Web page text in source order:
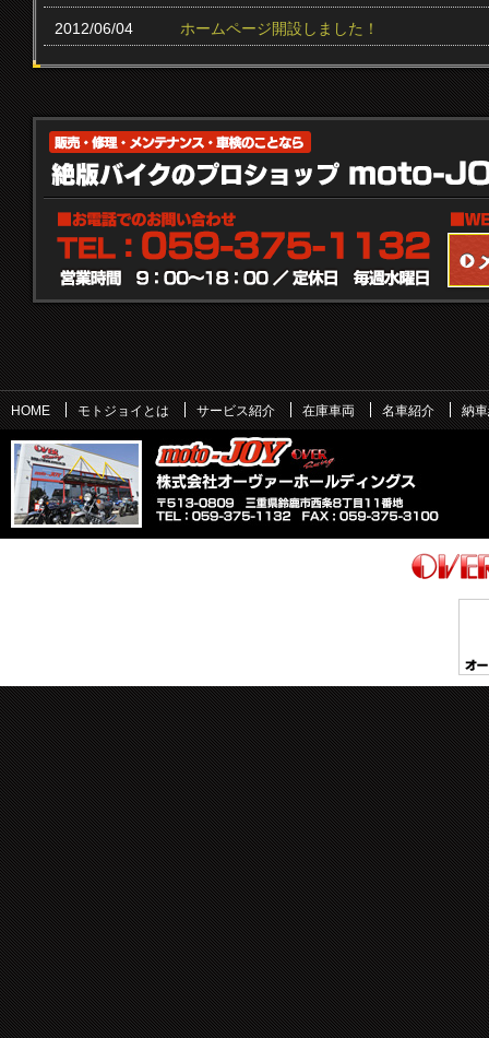
2012/06/04 ホームページ開設しました！
HOME モトジョイとは サービス紹介 在庫車両 名車紹介 納